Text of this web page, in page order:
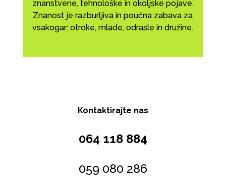
znanstvene, tehnološke in okoljske pojave.
Znanost je razburljiva in poučna zabava za
vsakogar: otroke, mlade, odrasle in družine.
Kontaktirajte nas
064 118 884
059 080 286